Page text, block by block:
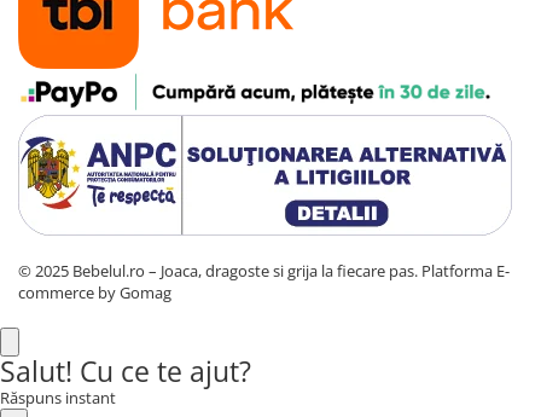
© 2025 Bebelul.ro – Joaca, dragoste si grija la fiecare pas. Platforma E-
commerce by Gomag
Salut! Cu ce te ajut?
Răspuns instant